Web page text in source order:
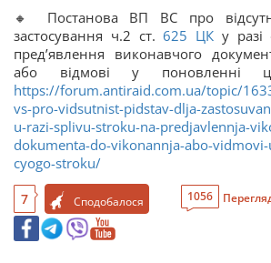
🔸 Постанова ВП ВС про
застосування ч.2 ст. 625 ЦК у разі
пред’явлення виконавчого
або відмові у поновленні
https://forum.antiraid.com.ua/topic/
vs-pro-vidsutnist-pidstav-dlja-
u-razi-splivu-stroku-na-predjavlennja-
dokumenta-do-vikonannja-abo-
cyogo-stroku/
7 Сподобалося 1056